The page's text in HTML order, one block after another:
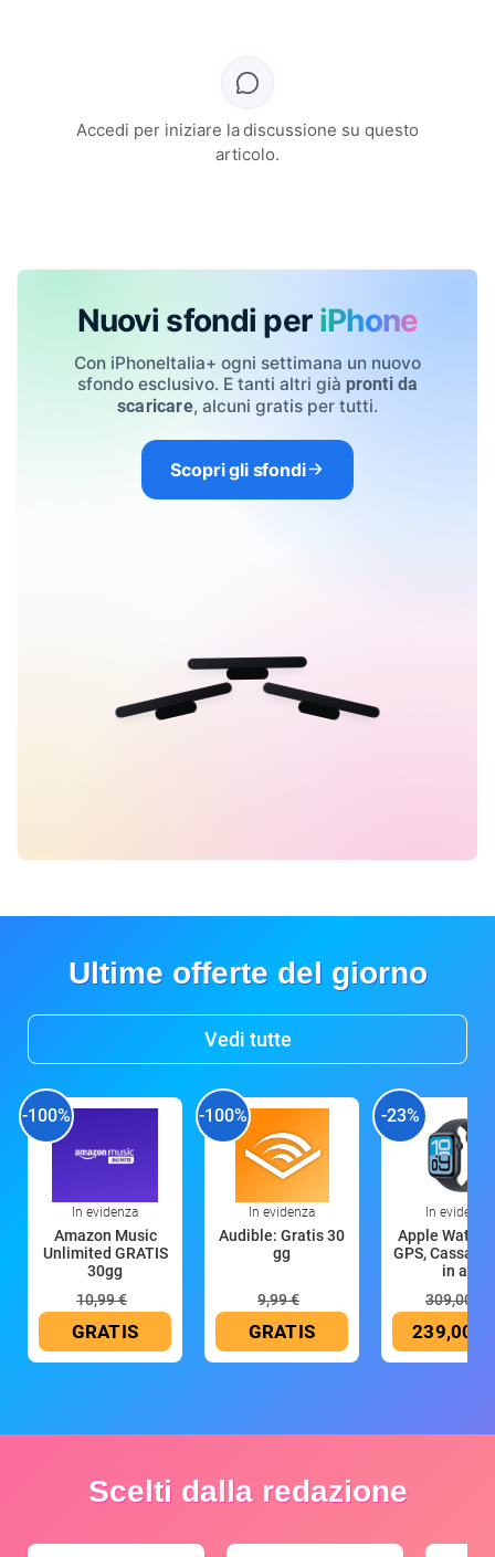
Accedi per iniziare la discussione su questo
articolo.
Nuovi sfondi per iPhone
Con iPhoneItalia+ ogni settimana un nuovo
sfondo esclusivo. E tanti altri già pronti da
scaricare, alcuni gratis per tutti.
Scopri gli sfondi
Ultime offerte del giorno
Vedi tutte
-100%
In evidenza
Amazon Music
Unlimited GRATIS
30gg
10,99 €
GRATIS
-100%
In evidenza
Audible: Gratis 30
gg
9,99 €
GRATIS
-23%
In evidenza
Apple Watch
GPS, Cassa
in all
309,00 €
239,00 €
Scelti dalla redazione